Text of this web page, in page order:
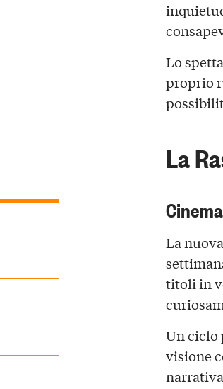
Lo
proprio
La
Cinema
La
titoli in
Un ciclo
visione